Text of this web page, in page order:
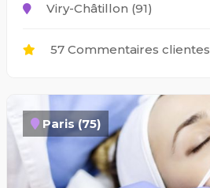
Viry-Châtillon (91)
57 Commentaires clientes
Paris (75)